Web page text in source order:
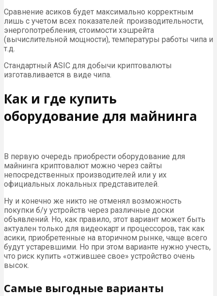
Сравнение асиков будет максимально корректным
лишь с учетом всех показателей: производительности,
энергопотребления, стоимости хэшрейта
(вычислительной мощности), температуры работы чипа и
т.д.
Стандартный ASIC для добычи криптовалюты
изготавливается в виде чипа.
Как и где купить
оборудование для майнинга
В первую очередь приобрести оборудование для
майнинга криптовалют можно через сайты
непосредственных производителей или у их
официальных локальных представителей.
Ну и конечно же никто не отменял возможность
покупки б/у устройств через различные доски
объявлений. Но, как правило, этот вариант может быть
актуален только для видеокарт и процессоров, так как
асики, приобретенные на вторичном рынке, чаще всего
будут устаревшими. Но при этом варианте нужно учесть,
что риск купить «отжившее свое» устройство очень
высок.
Самые выгодные варианты